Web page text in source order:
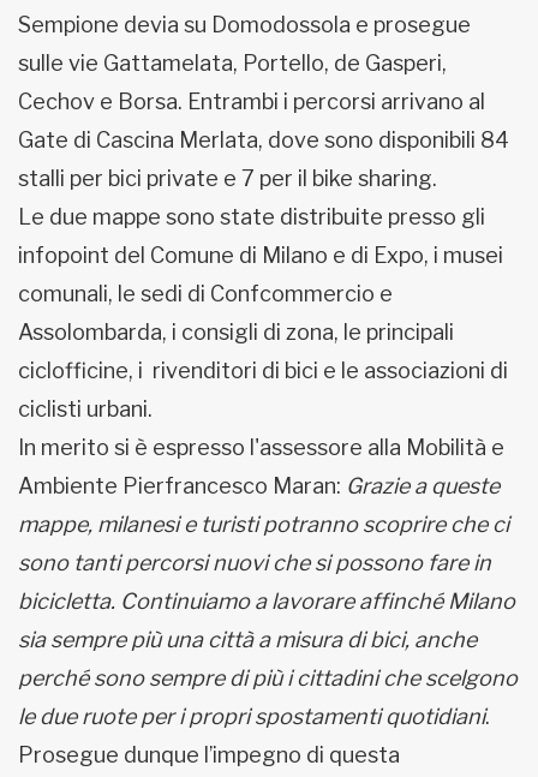
Sempione devia su Domodossola e prosegue
sulle vie Gattamelata, Portello, de Gasperi,
Cechov e Borsa. Entrambi i percorsi arrivano al
Gate di Cascina Merlata, dove sono disponibili 84
stalli per bici private e 7 per il bike sharing.
Le due mappe sono state distribuite presso gli
infopoint del Comune di Milano e di Expo, i musei
comunali, le sedi di Confcommercio e
Assolombarda, i consigli di zona, le principali
ciclofficine, i rivenditori di bici e le associazioni di
ciclisti urbani.
In merito si è espresso l'assessore alla Mobilità e
Ambiente Pierfrancesco Maran: Grazie a queste
mappe, milanesi e turisti potranno scoprire che ci
sono tanti percorsi nuovi che si possono fare in
bicicletta. Continuiamo a lavorare affinché Milano
sia sempre più una città a misura di bici, anche
perché sono sempre di più i cittadini che scelgono
le due ruote per i propri spostamenti quotidiani.
Prosegue dunque l’impegno di questa